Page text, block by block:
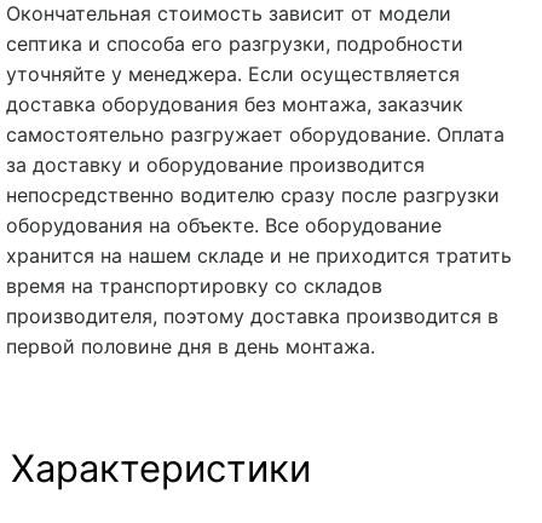
Окончательная стоимость зависит от модели
септика и способа его разгрузки, подробности
уточняйте у менеджера. Если осуществляется
доставка оборудования без монтажа, заказчик
самостоятельно разгружает оборудование. Оплата
за доставку и оборудование производится
непосредственно водителю сразу после разгрузки
оборудования на объекте. Все оборудование
хранится на нашем складе и не приходится тратить
время на транспортировку со складов
производителя, поэтому доставка производится в
первой половине дня в день монтажа.
Характеристики